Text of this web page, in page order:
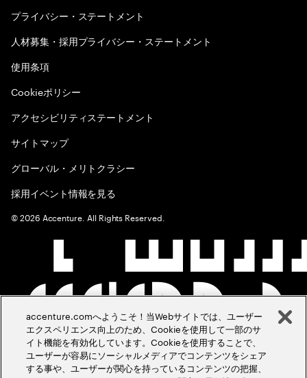
プライバシー・ステートメント
人材募集・採用プライバシー・ステートメント
使用条項
Cookieポリシー
アクセシビリティステートメント
サイトマップ
グローバル・メリトクラシー
採用イベント情報を見る
©2026 Accenture. All Rights Reserved.
accenture.comへようこそ！当Webサイトでは、ユーザー
エクスペリエンス向上のため、Cookieを使用して一部のサ
イト機能を有効化しています。Cookieを使用することで、
ユーザーが容易にソーシャルメディアでコンテンツをシェア
する事や、ユーザーが関心を持っているコンテンツの把握、